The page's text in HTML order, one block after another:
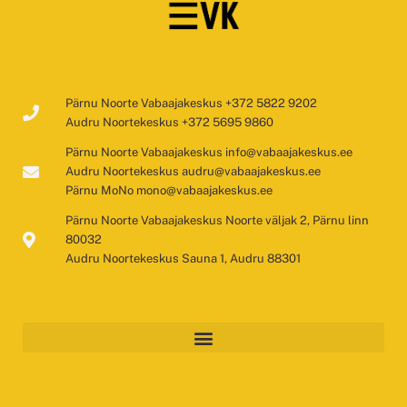
Pärnu Noorte Vabaajakeskus +372 5822 9202
Audru Noortekeskus +372 5695 9860
Pärnu Noorte Vabaajakeskus info@vabaajakeskus.ee
Audru Noortekeskus audru@vabaajakeskus.ee
Pärnu MoNo mono@vabaajakeskus.ee
Pärnu Noorte Vabaajakeskus Noorte väljak 2, Pärnu linn
80032
Audru Noortekeskus Sauna 1, Audru 88301